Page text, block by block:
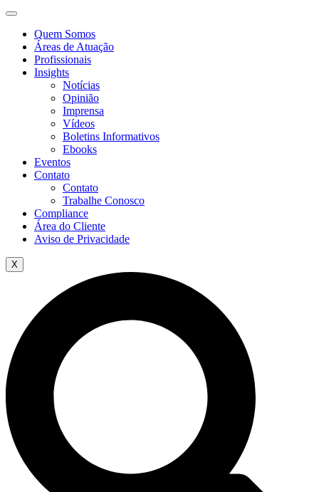
Quem Somos
Áreas de Atuação
Profissionais
Insights
Notícias
Opinião
Imprensa
Vídeos
Boletins Informativos
Ebooks
Eventos
Contato
Contato
Trabalhe Conosco
Compliance
Área do Cliente
Aviso de Privacidade
X